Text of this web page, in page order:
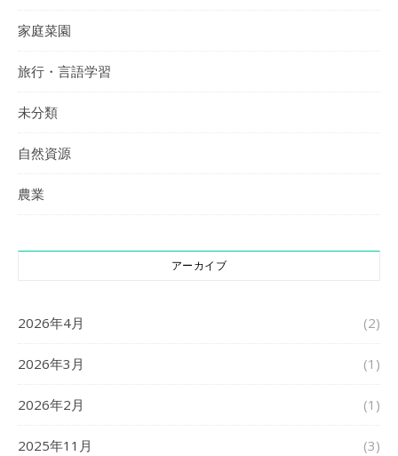
家庭菜園
旅行・言語学習
未分類
自然資源
農業
アーカイブ
2026年4月 (2)
2026年3月 (1)
2026年2月 (1)
2025年11月 (3)